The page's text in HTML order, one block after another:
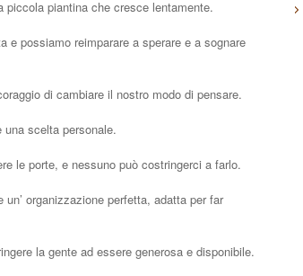
piantina che cresce lentamente.
e possiamo reimparare a sperare e a sognare
di cambiare il nostro modo di pensare.
scelta personale.
le porte, e nessuno può costringerci a farlo.
organizzazione perfetta, adatta per far
la gente ad essere generosa e disponibile.